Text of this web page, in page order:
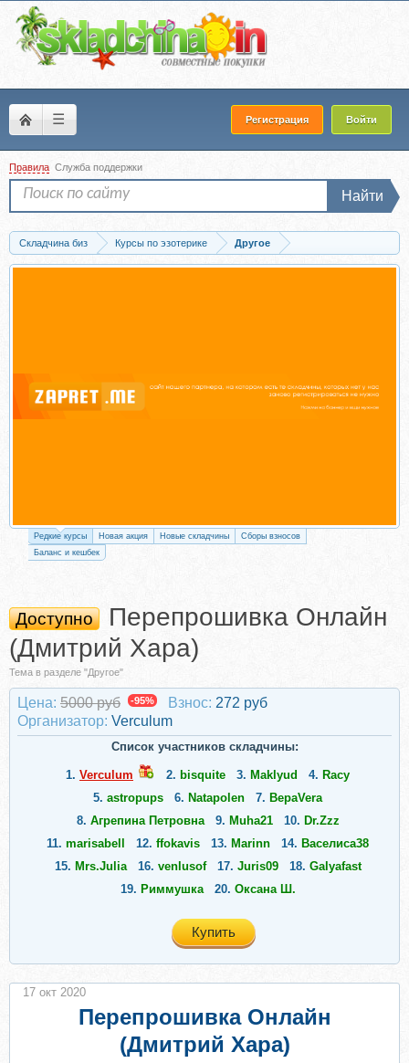
☰ Регистрация Войти
Правила Служба поддержки
Найти
Складчина биз Курсы по эзотерике
Другое
Скачать Перепрошивка Онлайн (Дмитрий Хара)
Редкие курсы Новая акция Новые складчины
Сборы взносов
Баланс и кешбек
Доступно
Перепрошивка Онлайн
(Дмитрий Хара)
Тема в разделе "Другое"
Цена: 5000 руб -95% Взнос: 272 руб
Организатор: Verculum
Список участников складчины:
1. Verculum 2. bisquite 3. Maklyud 4. Racy
5. astropups 6. Natapolen 7. ВераVera
8. Агрепина Петровна 9. Muha21 10. Dr.Zzz
11. marisabell 12. ffokavis 13. Marinn 14. Васелиса38
15. Mrs.Julia 16. venlusof 17. Juris09 18. Galyafast
19. Риммушка 20. Оксана Ш.
Купить
Перепрошивка Онлайн
(Дмитрий Хара)
17 окт 2020